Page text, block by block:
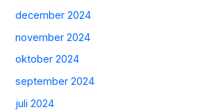
december 2024
november 2024
oktober 2024
september 2024
juli 2024